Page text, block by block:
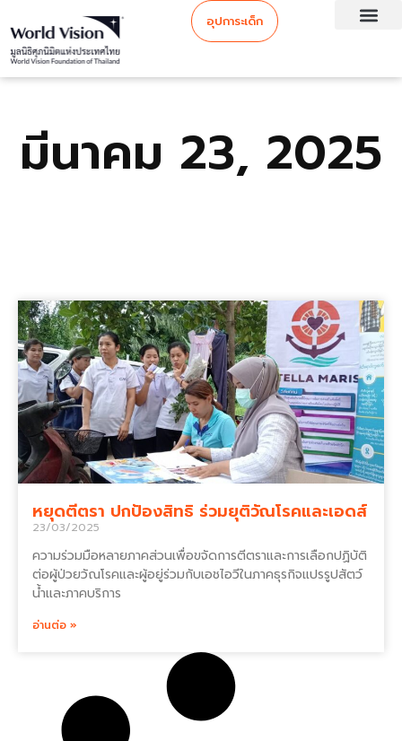
อุปการะเด็ก
มีนาคม 23, 2025
หยุดตีตรา ปกป้องสิทธิ ร่วมยุติวัณโรคและเอดส์
23/03/2025
ความร่วมมือหลายภาคส่วนเพื่อขจัดการตีตราและการเลือกปฏิบัติ
ต่อผู้ป่วยวัณโรคและผู้อยู่ร่วมกับเอชไอวีในภาคธุรกิจแปรรูปสัตว์
น้ำและภาคบริการ
อ่านต่อ »